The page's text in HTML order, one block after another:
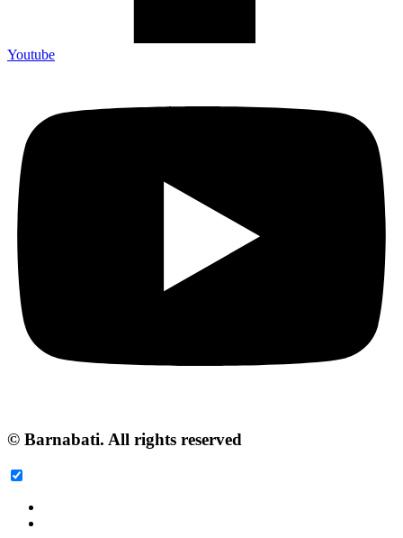
Youtube
© Barnabati. All rights reserved